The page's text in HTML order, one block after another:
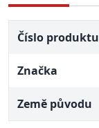
Číslo produktu
Značka
Země původu